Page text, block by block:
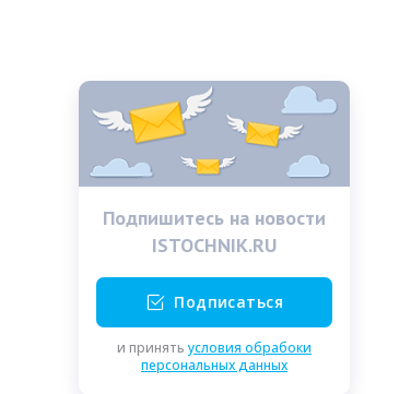
Подпишитесь на новости
ISTOCHNIK.RU
Подписаться
и принять условия обрабоки
персональных данных